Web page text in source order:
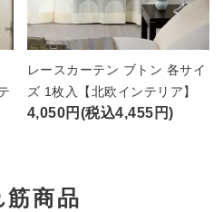
レースカーテン ブトン 各サイ
ズ 1枚入【北欧インテリア】
4,050円(税込4,455円)
筋商品